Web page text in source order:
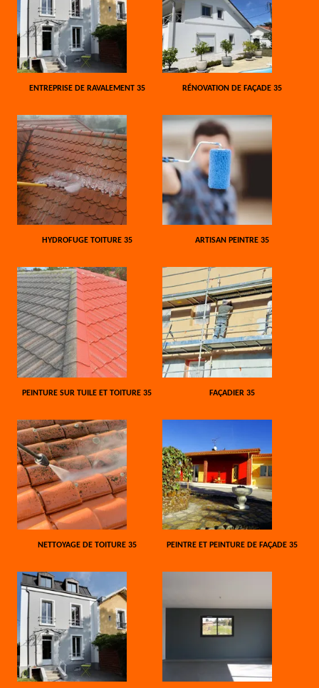
ENTREPRISE DE RAVALEMENT 35 RÉNOVATION DE FAÇADE 35
HYDROFUGE TOITURE 35 ARTISAN PEINTRE 35
PEINTURE SUR TUILE ET TOITURE 35 FAÇADIER 35
NETTOYAGE DE TOITURE 35 PEINTRE ET PEINTURE DE FAÇADE 35